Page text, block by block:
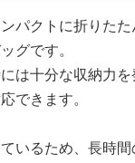
パクトに折りた
グです。
は十分な収納力
できます。
いるため、長時